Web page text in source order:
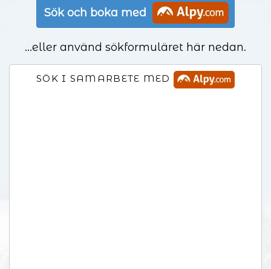
Sök och boka med
...eller använd sökformuläret här nedan.
SÖK I SAMARBETE MED